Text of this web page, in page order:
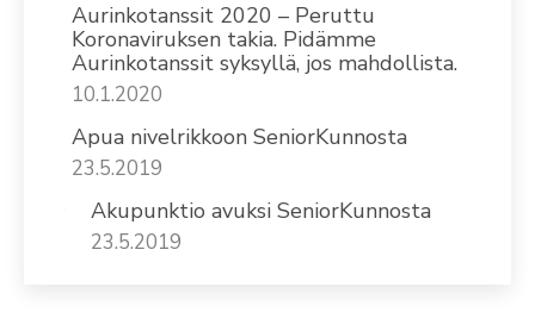
Aurinkotanssit 2020 – Peruttu
Koronaviruksen takia. Pidämme
Aurinkotanssit syksyllä, jos mahdollista.
10.1.2020
Apua nivelrikkoon SeniorKunnosta
23.5.2019
Akupunktio avuksi SeniorKunnosta
23.5.2019